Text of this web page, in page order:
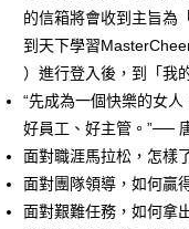
街口支付
悠遊付
ATM付款
運送方式
宅配
的信箱將會收到主旨為
到天下學習
）進行登入後，到「我
“先成為一個快樂的女
好員工、好主管。”──
面對職涯馬拉松，怎樣
面對團隊領導，如何贏
面對艱難任務，如何拿